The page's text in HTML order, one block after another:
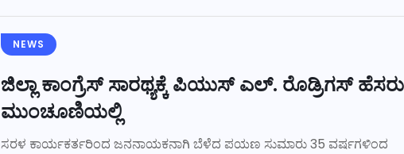
NEWS
ಜಿಲ್ಲಾ ಕಾಂಗ್ರೆಸ್ ಸಾರಥ್ಯಕ್ಕೆ ಪಿಯುಸ್ ಎಲ್. ರೊಡ್ರಿಗಸ್ ಹೆಸರು
ಮುಂಚೂಣಿಯಲ್ಲಿ
ಸರಳ ಕಾರ್ಯಕರ್ತರಿಂದ ಜನನಾಯಕನಾಗಿ ಬೆಳೆದ ಪಯಣ ಸುಮಾರು 35 ವರ್ಷಗಳಿಂದ